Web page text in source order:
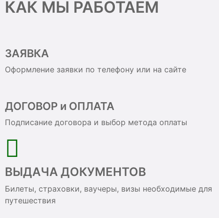
КАК МЫ РАБОТАЕМ
ЗАЯВКА
Оформление заявки по телефону или на сайте
ДОГОВОР и ОПЛАТА
Подписание договора и выбор метода оплаты
ВЫДАЧА ДОКУМЕНТОВ
Билеты, страховки, ваучеры, визы необходимые для
путешествия